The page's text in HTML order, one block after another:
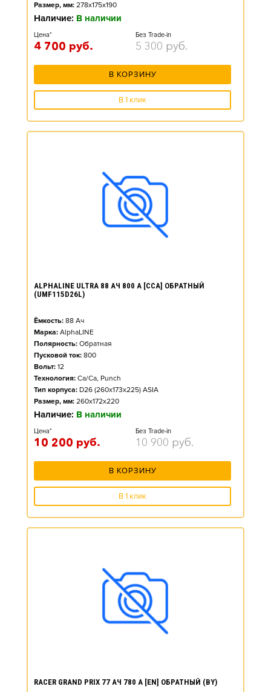
Размер, мм: 278x175x190
Наличие: В наличии
Цена*
4 700 руб.
Без Trade-in
5 300 руб.
В КОРЗИНУ
В 1 клик
ALPHALINE ULTRA 88 АЧ 800 А [CCA] ОБРАТНЫЙ
(UMF115D26L)
Ёмкость: 88 Ач
Марка: AlphaLINE
Полярность: Обратная
Пусковой ток: 800
Вольт: 12
Технология: Ca/Ca, Punch
Тип корпуса: D26 (260x173x225) ASIA
Размер, мм: 260x172x220
Наличие: В наличии
Цена*
10 200 руб.
Без Trade-in
10 900 руб.
В КОРЗИНУ
В 1 клик
RACER GRAND PRIX 77 АЧ 780 А [EN] ОБРАТНЫЙ (BY)